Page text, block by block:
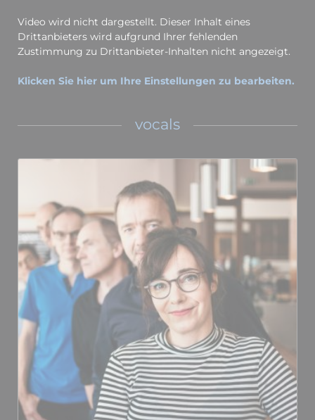
Video wird nicht dargestellt. Dieser Inhalt eines
Drittanbieters wird aufgrund Ihrer fehlenden
Zustimmung zu Drittanbieter-Inhalten nicht angezeigt.
Klicken Sie hier um Ihre Einstellungen zu bearbeiten.
vocals